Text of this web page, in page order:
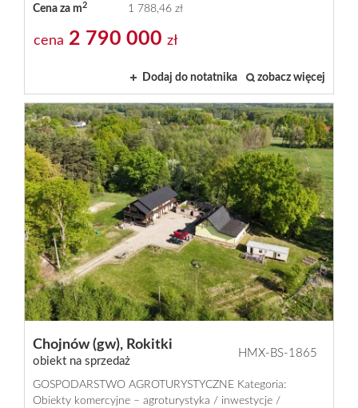
Cena za m2 1 788,46 zł
cena 2 790 000 zł
Dodaj do notatnika zobacz więcej
Chojnów (gw), Rokitki
obiekt na sprzedaż
HMX-BS-1865
GOSPODARSTWO AGROTURYSTYCZNE Kategoria:
Obiekty komercyjne – agroturystyka / inwestycje /